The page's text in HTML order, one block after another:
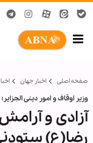
صفحه اصلی اخبار جهان
وزیر اوقاف و امور دینی الجزایر؛
آزادی و
رضا(ع)